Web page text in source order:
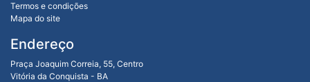
Termos e condições
Mapa do site
Endereço
Praça Joaquim Correia, 55, Centro
Vitória da Conquista - BA